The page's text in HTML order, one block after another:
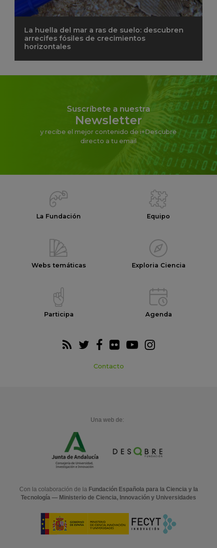
La huella del mar a ras de suelo: descubren
arrecifes fósiles de crecimientos
horizontales
Suscríbete a nuestra
Newsletter
y recibe el mejor contenido de i+Descubre
directo a tu email
La Fundación Equipo
Webs temáticas Exploria Ciencia
Participa Agenda
Contacto
Una web de:
Con la colaboración de la Fundación Española para la Ciencia y la
Tecnología — Ministerio de Ciencia, Innovación y Universidades